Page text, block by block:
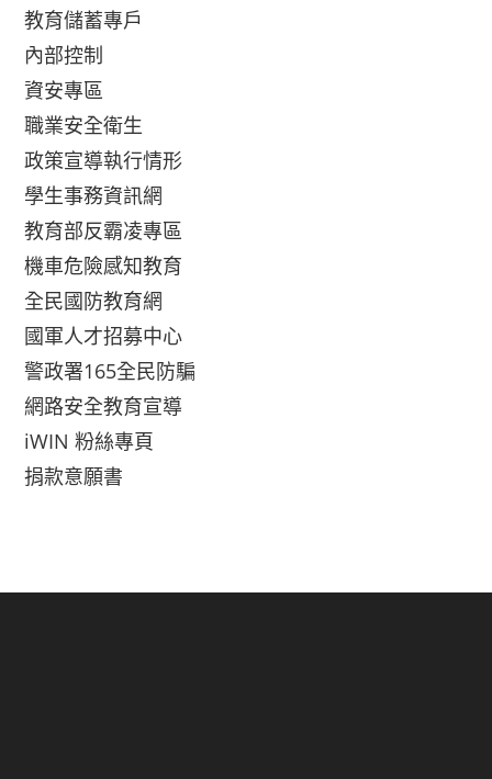
教育儲蓄專戶
內部控制
資安專區
職業安全衛生
政策宣導執行情形
學生事務資訊網
教育部反霸凌專區
機車危險感知教育
全民國防教育網
國軍人才招募中心
警政署165全民防騙
網路安全教育宣導
iWIN 粉絲專頁
捐款意願書